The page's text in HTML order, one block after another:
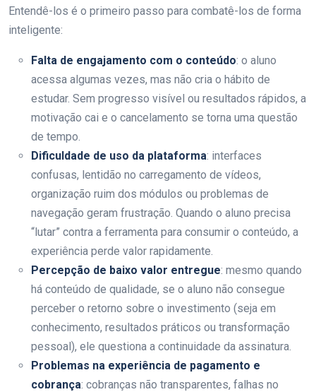
Entendê-los é o primeiro passo para combatê-los de forma
inteligente:
Falta de engajamento com o conteúdo: o aluno
acessa algumas vezes, mas não cria o hábito de
estudar. Sem progresso visível ou resultados rápidos, a
motivação cai e o cancelamento se torna uma questão
de tempo.
Dificuldade de uso da plataforma: interfaces
confusas, lentidão no carregamento de vídeos,
organização ruim dos módulos ou problemas de
navegação geram frustração. Quando o aluno precisa
“lutar” contra a ferramenta para consumir o conteúdo, a
experiência perde valor rapidamente.
Percepção de baixo valor entregue: mesmo quando
há conteúdo de qualidade, se o aluno não consegue
perceber o retorno sobre o investimento (seja em
conhecimento, resultados práticos ou transformação
pessoal), ele questiona a continuidade da assinatura.
Problemas na experiência de pagamento e
cobrança: cobranças não transparentes, falhas no